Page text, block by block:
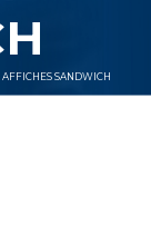
AFFICHES SANDWICH